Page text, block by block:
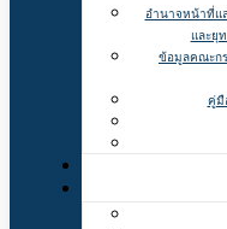
อำนาจหน้าที่แ
และยุ
ข้อมูลคณะก
คู่มื